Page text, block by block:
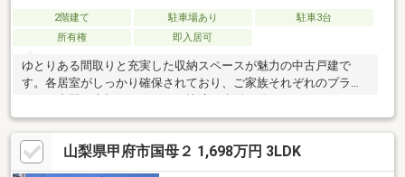
2階建て 駐車場あり
駐車3台
所有権
即入居可
ゆとりある間取りと充実した収納スペースが魅力の中古戸建で
す。各居室がしっかり確保されており、ご家族それぞれのプライ
ベート空間を大切にしながら、快適な生活を送ることができま
す。明るい陽射しが差し込む住空間は開放感があり、日々の暮ら
しに心地よさをもたらします。駐車スペースも確保されており、
通勤やお買い物にも便利な住環境です。周辺は落ち着いた住宅地
で、子育て世帯にも安心して暮らせる環境が整っています。生活
山梨県甲府市国母２ 1,698万円 3LDK